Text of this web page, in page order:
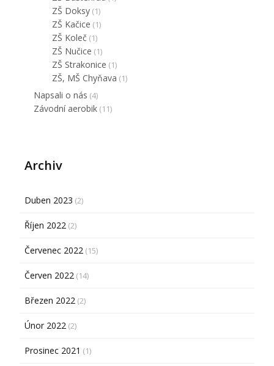
ZŠ Doksy (1)
ZŠ Kačice (1)
ZŠ Koleč (1)
ZŠ Nučice (1)
ZŠ Strakonice (1)
ZŠ, MŠ Chyňava (1)
Napsali o nás (4)
Závodní aerobik (11)
Archiv
Duben 2023 (2)
Říjen 2022 (2)
Červenec 2022 (15)
Červen 2022 (14)
Březen 2022 (2)
Únor 2022 (2)
Prosinec 2021 (1)